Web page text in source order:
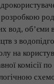
розробкою
вод, об’єми
з
на
комісії